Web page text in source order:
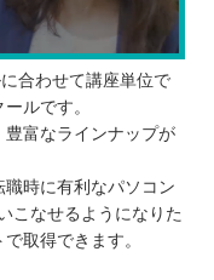
合わせて講座単位で
ルです。
富なラインナップが
時に有利なパソコン
こなせるようになりた
取得できます。